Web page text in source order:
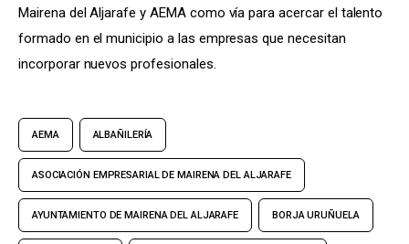
Mairena del Aljarafe y AEMA como vía para acercar el talento
formado en el municipio a las empresas que necesitan
incorporar nuevos profesionales.
AEMA ALBAÑILERÍA
ASOCIACIÓN EMPRESARIAL DE MAIRENA DEL ALJARAFE
AYUNTAMIENTO DE MAIRENA DEL ALJARAFE BORJA URUÑUELA